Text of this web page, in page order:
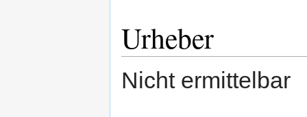
Urheber
Nicht ermittelbar